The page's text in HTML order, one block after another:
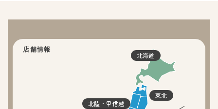
店舗情報
北海道
東北
北陸・甲信越